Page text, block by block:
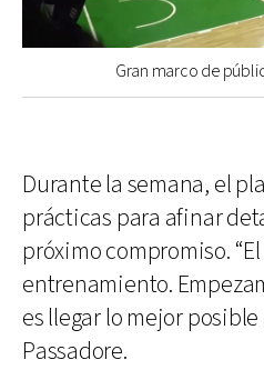
Gran marco de
Durante la semana, el
prácticas para afinar
próximo compromiso.
entrenamiento.
es llegar lo mejor
Passadore.